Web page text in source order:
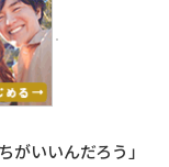
がいいんだろう」